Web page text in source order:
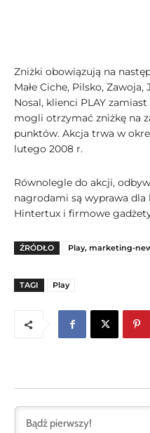
Zniżki obowiązują na
Małe Ciche, Pilsko,
Nosal, klienci PLAY
mogli otrzymać zniżkę na
punktów. Akcja trwa w
lutego 2008 r.
Równolegle do akcji,
nagrodami są wyprawa
Hintertux i firmowe
ŹRÓDŁO Play, marketing-
TAGI Play